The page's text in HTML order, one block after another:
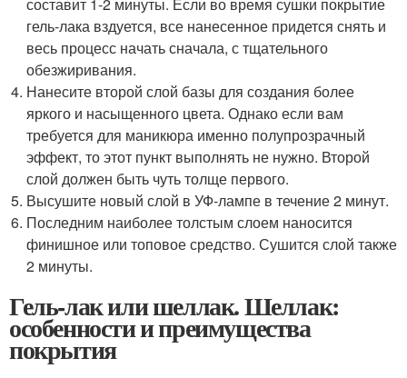
составит 1-2 минуты. Если во время сушки покрытие
гель-лака вздуется, все нанесенное придется снять и
весь процесс начать сначала, с тщательного
обезжиривания.
Нанесите второй слой базы для создания более
яркого и насыщенного цвета. Однако если вам
требуется для маникюра именно полупрозрачный
эффект, то этот пункт выполнять не нужно. Второй
слой должен быть чуть толще первого.
Высушите новый слой в УФ-лампе в течение 2 минут.
Последним наиболее толстым слоем наносится
финишное или топовое средство. Сушится слой также
2 минуты.
Гель-лак или шеллак. Шеллак:
особенности и преимущества
покрытия